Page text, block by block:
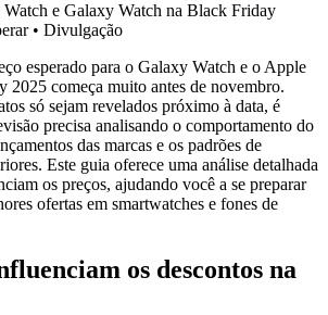
e Galaxy Watch na Black Friday
• Divulgação
esperado para o Galaxy Watch e o Apple
2025 começa muito antes de novembro.
só sejam revelados próximo à data, é
precisa analisando o comportamento do
das marcas e os padrões de
Este guia oferece uma análise detalhada
os preços, ajudando você a se preparar
ofertas em smartwatches e fones de
os descontos na